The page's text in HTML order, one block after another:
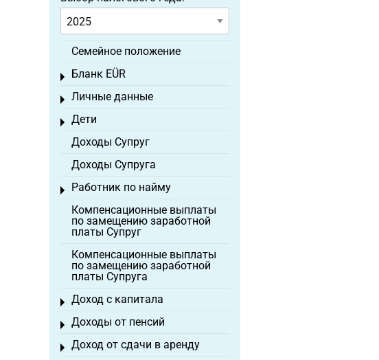
Семейное положение
Бланк EÜR
Toggle menu
Личные данные
Toggle menu
Дети
Toggle menu
Доходы Супруг
Доходы Супруга
Работник по найму
Toggle menu
Компенсационные выплаты
по замещению заработной
платы Супруг
Компенсационные выплаты
по замещению заработной
платы Супруга
Доход с капитала
Toggle menu
Доходы от пенсий
Toggle menu
Доход от сдачи в аренду
Toggle menu